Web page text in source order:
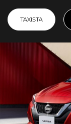
TAXISTA